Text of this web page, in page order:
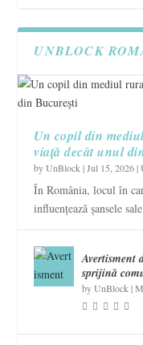
UNBLOCK
Un copil din
viață decât unul
byUnBlock |Jul 15, 2026|
În România, locul în
influențează șansele
sprijină
byUnBlock |